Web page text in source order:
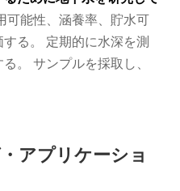
可能性、涵養率、貯水可
る。 定期的に水深を測
。 サンプルを採取し、
アプリケーショ